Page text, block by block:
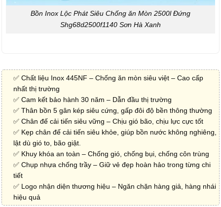
Bồn Inox Lộc Phát Siêu Chống ăn Mòn 2500l Đứng
Shg68d2500f1140 Sơn Hà Xanh
✅ Chất liệu Inox 445NF – Chống ăn mòn siêu việt – Cao cấp
nhất thị trường
✅ Cam kết bảo hành 30 năm – Dẫn đầu thị trường
✅ Thân bồn 5 gân kép siêu cứng, gấp đôi độ bền thông thường
✅ Chân đế cải tiến siêu vững – Chịu gió bão, chịu lực cực tốt
✅ Kẹp chân đế cải tiến siêu khỏe, giúp bồn nước không nghiêng,
lật dù gió to, bão giật.
✅ Khuy khóa an toàn – Chống gió, chống bụi, chống côn trùng
✅ Chụp nhựa chống trầy – Giữ vẻ đẹp hoàn hảo trong từng chi
tiết
✅ Logo nhận diện thương hiệu – Ngăn chặn hàng giả, hàng nhái
hiệu quả